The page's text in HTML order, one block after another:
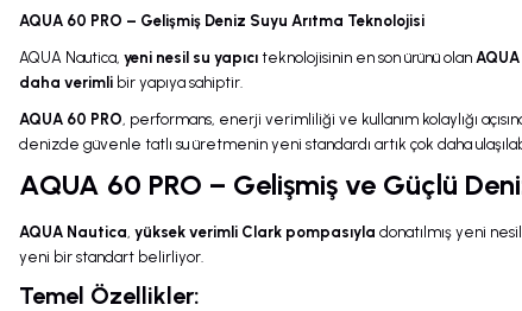
AQUA 60 PRO – Gelişmiş Deniz Suyu Arıtma Teknolojisi
AQUA Nautica, yeni nesil su yapıcı teknolojisinin en son ürünü olan
daha verimli bir yapıya sahiptir.
AQUA 60 PRO, performans, enerji verimliliği ve kullanım kolaylığı
denizde güvenle tatlı su üretmenin yeni standardı artık çok daha
AQUA 60 PRO – Gelişmiş ve Güçlü
AQUA Nautica, yüksek verimli Clark pompasıyla donatılmış yeni
yeni bir standart belirliyor.
Temel Özellikler: